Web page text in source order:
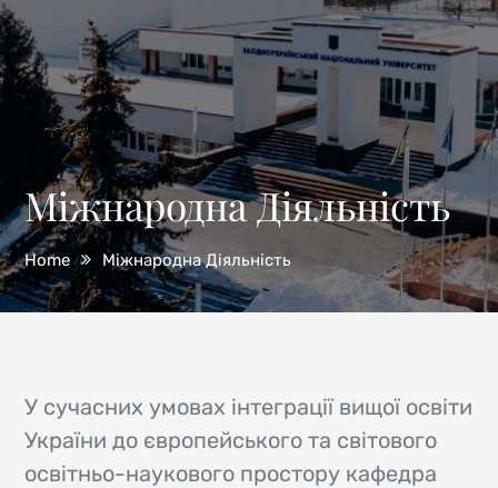
Міжнародна Діяльність
Home Міжнародна Діяльність
У сучасних умовах інтеграції вищої освіти
України до європейського та світового
освітньо-наукового простору кафедра